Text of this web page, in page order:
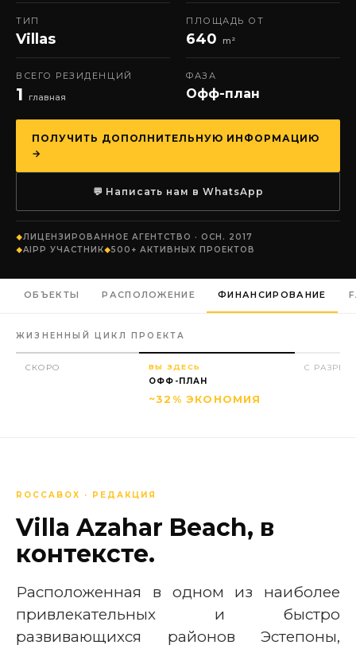
ТИП
Villas
ПЛОЩАДЬ ОТ
640 m²
ВСЕГО РЕЗИДЕНЦИЙ
1 главная
ФАЗА
Офф-план
ПОЛУЧИТЬ ДОПОЛНИТЕЛЬНУЮ ИНФОРМАЦИЮ
→
💬 Написать нам в WhatsApp
ЛИЦЕНЗИРОВАННОЕ АГЕНТСТВО · ОСН. 2017
AIPP УЧАСТНИК
500+ АКТИВНЫХ ПРОЕКТОВ
ОБЪЕКТЫ РАСПОЛОЖЕНИЕ ФИНАНСИРОВАНИЕ
ЖИЗНЕННЫЙ ЦИКЛ ПРОЕКТА
СКОРО ВЫ ЗДЕСЬ
ОФФ-ПЛАН
~32% ЭКОНОМИЯ
С
ROCCABOX · РЕДАКЦИЯ
Villa Azahar Beach, в
контексте.
Расположенная в одном из наиболее
привлекательных и быстро
развивающихся районов Эстепоны,